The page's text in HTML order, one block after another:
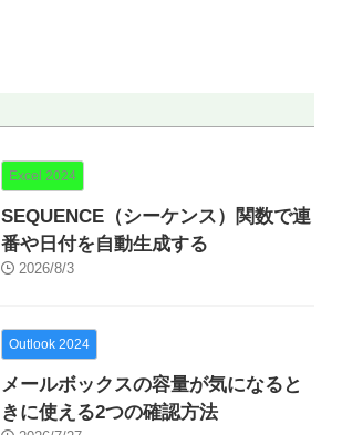
Excel 2024
SEQUENCE（シーケンス）関数で連
番や日付を自動生成する
2026/8/3
Outlook 2024
メールボックスの容量が気になると
きに使える2つの確認方法